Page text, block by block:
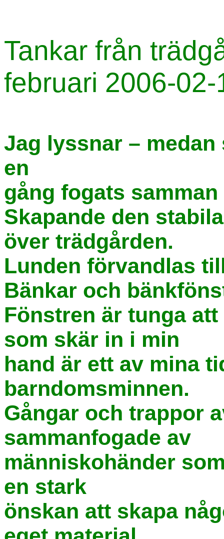
Tankar från
februari 2006-02-
Jag lyssnar –
en
gång fogats
Skapande den
över trädgården.
Lunden förvandlas
Bänkar och
Fönstren är tunga
som skär in i min
hand är ett av mina
barndomsminnen.
Gångar och trappor
sammanfogade av
människohänder
en stark
önskan att skapa